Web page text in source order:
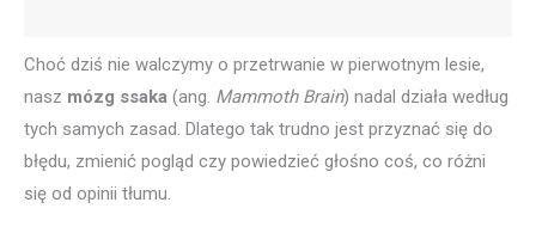
Choć dziś nie walczymy o przetrwanie w pierwotnym lesie,
nasz mózg ssaka (ang. Mammoth Brain) nadal działa według
tych samych zasad. Dlatego tak trudno jest przyznać się do
błędu, zmienić pogląd czy powiedzieć głośno coś, co różni
się od opinii tłumu.